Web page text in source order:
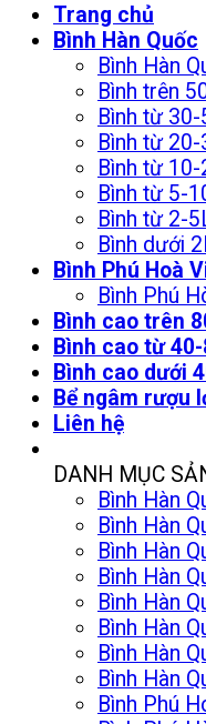
Trang chủ
Bình Hàn Quốc
Bình Hàn
Bình trên
Bình từ
Bình từ
Bình từ
Bình từ 5-
Bình từ 2-
Bình dưới
Bình Phú Hoà
Bình Phú
Bình cao trên
Bình cao từ
Bình cao dưới
Bể ngâm rượu
Liên hệ
DANH MỤC
Bình Hàn
Bình Hàn
Bình Hàn
Bình Hàn
Bình Hàn
Bình Hàn
Bình Hàn
Bình Hàn
Bình Phú